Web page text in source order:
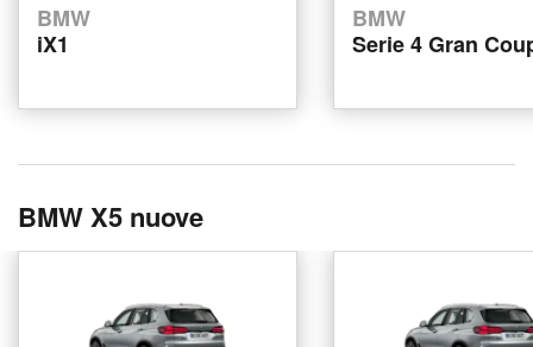
BMW
iX1
BMW
Serie 4 Gran
BMW X5 nuove